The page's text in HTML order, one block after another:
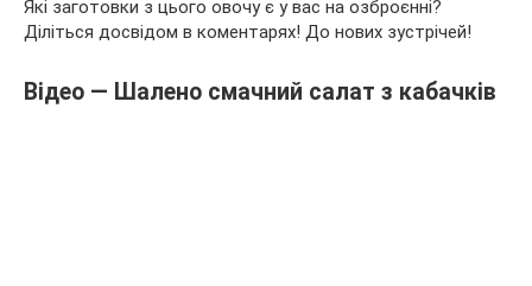
Які заготовки з цього овочу є у вас на озброєнні?
Діліться досвідом в коментарях! До нових зустрічей!
Відео — Шалено смачний салат з кабачків